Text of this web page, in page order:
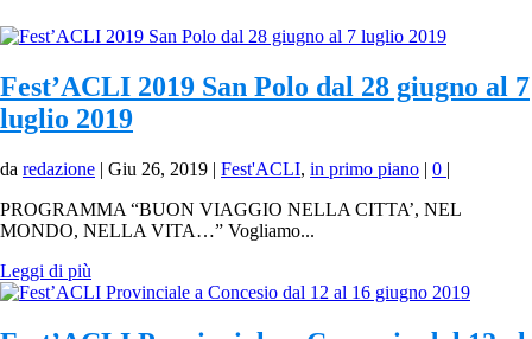
Fest’ACLI 2019 San Polo dal 28 giugno al 7
luglio 2019
da redazione | Giu 26, 2019 | Fest'ACLI, in primo piano | 0 |
PROGRAMMA “BUON VIAGGIO NELLA CITTA’, NEL
MONDO, NELLA VITA…” Vogliamo...
Leggi di più